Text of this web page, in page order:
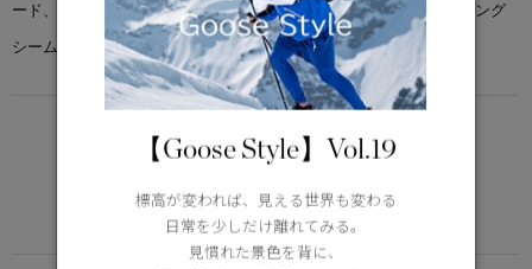
ード、フィット＆フレアシルエット、バストおよび背面のシェイピング
シームが特徴です。
LIGHTWEIGHT
5°C / -5°C
Learn more about TEI
【Goose Style】Vol.19
標高が変われば、見える世界も変わる
日常を少しだけ離れてみる。
見慣れた景色を背に、